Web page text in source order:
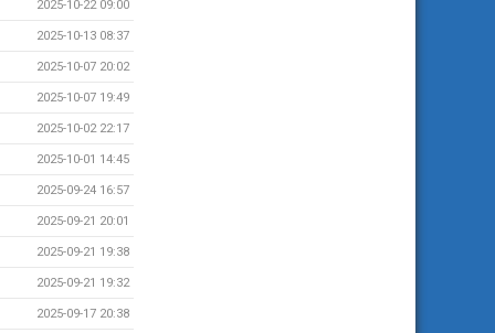
2025-10-22 09:00
2025-10-13 08:37
2025-10-07 20:02
2025-10-07 19:49
2025-10-02 22:17
2025-10-01 14:45
2025-09-24 16:57
2025-09-21 20:01
2025-09-21 19:38
2025-09-21 19:32
2025-09-17 20:38